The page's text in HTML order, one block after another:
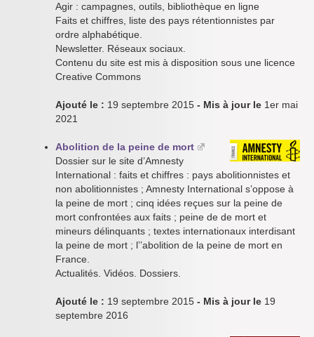
Agir : campagnes, outils, bibliothèque en ligne
Faits et chiffres, liste des pays rétentionnistes par
ordre alphabétique.
Newsletter. Réseaux sociaux.
Contenu du site est mis à disposition sous une licence
Creative Commons
Ajouté le : 19 septembre 2015 - Mis à jour le 1er mai
2021
Abolition de la peine de mort
Dossier sur le site d’Amnesty
International : faits et chiffres : pays abolitionnistes et
non abolitionnistes ; Amnesty International s’oppose à
la peine de mort ; cinq idées reçues sur la peine de
mort confrontées aux faits ; peine de de mort et
mineurs délinquants ; textes internationaux interdisant
la peine de mort ; l’’abolition de la peine de mort en
France.
Actualités. Vidéos. Dossiers.
Ajouté le : 19 septembre 2015 - Mis à jour le 19
septembre 2016